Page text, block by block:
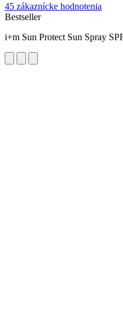
45 zákaznícke hodnotenia
Bestseller
i+m Sun Protect Sun Spray